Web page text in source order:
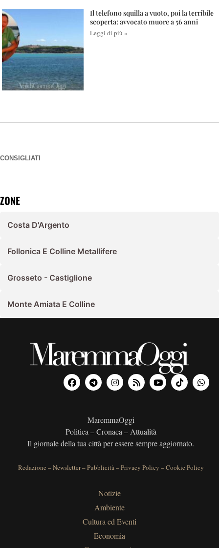
Il telefono squilla a vuoto, poi la terribile
scoperta: avvocato muore a 56 anni
Leggi di più »
CONSIGLIATI
ZONE
Costa D'Argento
Follonica E Colline Metallifere
Grosseto - Castiglione
Monte Amiata E Colline
MaremmaOggi
Politica – Cronaca – Attualità
Il giornale della tua città per essere sempre aggiornato.
Redazione –Newsletter–Pubblicità–Privacy Policy –Cookie Policy
Notizie
Ambiente
Cultura ed Eventi
Economia